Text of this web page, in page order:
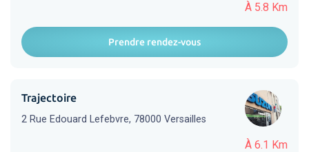
À 5.8 Km
Prendre rendez-vous
À 6.1 Km
Trajectoire
2 Rue Edouard Lefebvre, 78000 Versailles